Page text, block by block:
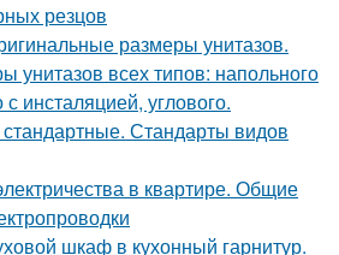
резцов
размеры унитазов.
унитазов всех типов: напольного
инсталяцией, углового.
Стандарты видов
в квартире. Общие
шкаф в кухонный гарнитур.